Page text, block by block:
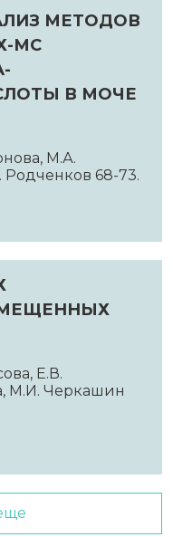
МЕТОДОВ
МС
В МОЧЕ
М.А.
68-73.
Е.В.
М.И. Черкашин